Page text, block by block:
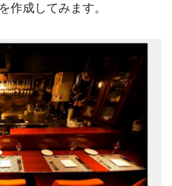
作成してみます。